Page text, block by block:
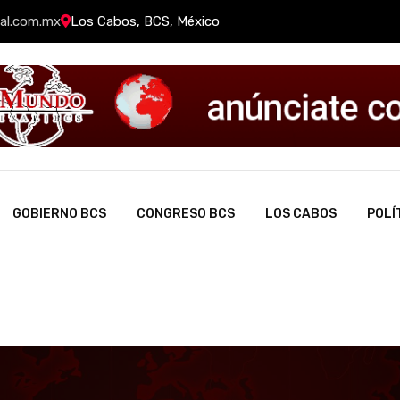
Los Cabos, BCS, México
GOBIERNO BCS CONGRESO BCS LOS CABOS